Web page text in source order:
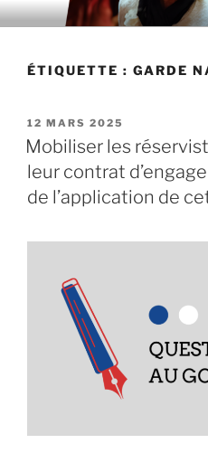
Aller
au
principal
ÉTIQUETTE : GARDE
PUBLIÉ
LE
12 MARS 2025
Mobiliser les
leur contrat
de l’application de